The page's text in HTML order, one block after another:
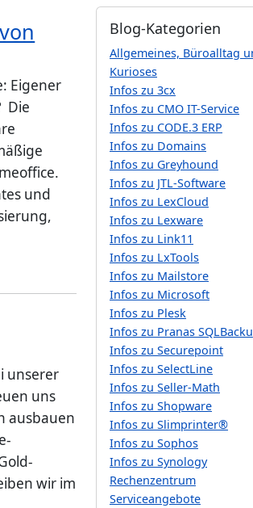
Eigener
Die
und
unserer
uns
ausbauen
wir im
Blog-Kategorien
Allgemeines, Büroalltag
Kurioses
Infos zu 3cx
Infos zu CMO IT-Service
Infos zu CODE.3 ERP
Infos zu Domains
Infos zu Greyhound
Infos zu JTL-Software
Infos zu LexCloud
Infos zu Lexware
Infos zu Link11
Infos zu LxTools
Infos zu Mailstore
Infos zu Microsoft
Infos zu Plesk
Infos zu Pranas
Infos zu Securepoint
Infos zu SelectLine
Infos zu Seller-Math
Infos zu Shopware
Infos zu Slimprinter®
Infos zu Sophos
Infos zu Synology
Rechenzentrum
Serviceangebote